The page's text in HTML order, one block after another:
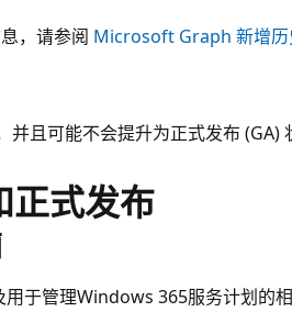
，请参阅 Microsoft Graph 新增历
且可能不会提升为正式发布 (GA)
正式发布
用于管理Windows 365服务计划的